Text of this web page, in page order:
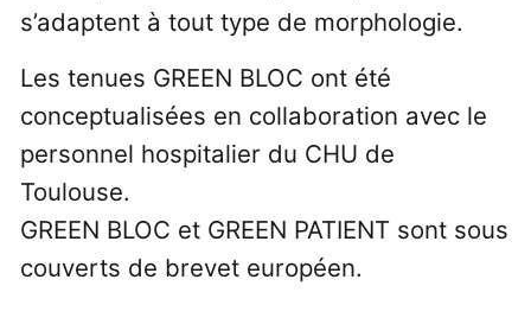
s’adaptent à tout type de morphologie.
Les tenues GREEN BLOC ont été
conceptualisées en collaboration avec le
personnel hospitalier du CHU de
Toulouse.
GREEN BLOC et GREEN PATIENT sont sous
couverts de brevet européen.